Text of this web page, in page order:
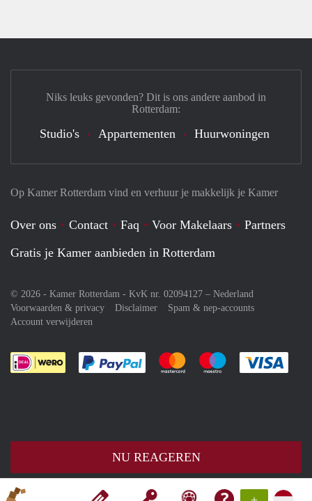
NU REAGEREN
Op Kamer Rotterdam vind en verhuur je makkelijk je Kamer
Over ons Contact Faq Voor Makelaars
Partners
Gratis je Kamer aanbieden in Rotterdam
© 2026 - Kamer Rotterdam - KvK nr. 02094127 – Nederland
Voorwaarden & privacy
Disclaimer
Spam & nep-accounts
Account verwijderen
Je rekent gemakkelijk af met Paypal
Je rekent gemakkelijk af met
Je rekent
Niks leuks gevonden? Dit is ons andere aanbod in
Rotterdam:
Studio's Appartementen Huurwoningen